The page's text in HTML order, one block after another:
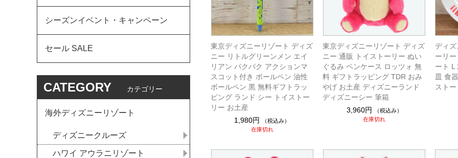
東京ディズニーリゾート ディズ
ニー リトルグリーンメン エイ
リアン パクパク アクションマ
スコット付き ボールペン 油性
ボールペン 黒 無料ギフトラッ
ピング ランド シー トイストー
リー お土産
1,980円
（税込み）
在庫切れ
東京ディズニーリゾート ディズ
ニー 通販 トイストーリー ぬい
ぐるみ ペンケース ロッツォ 無
料 ギフトラッピング TDR おみ
やげ お土産 ディズニーランド
ディズニーシー 筆箱
3,960円
（税込み）
在庫切れ
ディ
ーリ
ート L
皿 食
スト
シーズンイベント・キャンペーン
セール SALE
CATEGORY カテゴリー
海外ディズニーリゾート
ディズニークルーズ
ハワイ アウラニリゾート